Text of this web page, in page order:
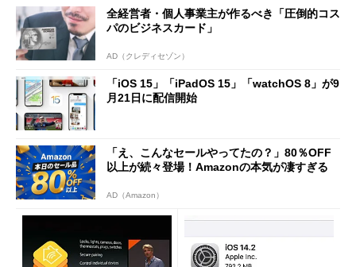
全経営者・個人事業主が作るべき「圧倒的コス
パのビジネスカード」
AD（クレディセゾン）
「iOS 15」「iPadOS 15」「watchOS 8」が9
月21日に配信開始
「え、こんなセールやってたの？」80％OFF
以上が続々登場！Amazonの本気が凄すぎる
AD（Amazon）